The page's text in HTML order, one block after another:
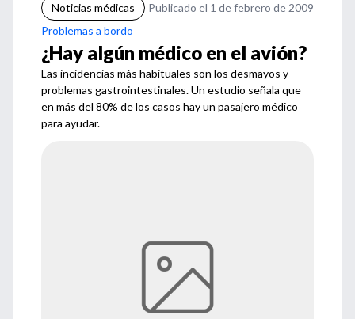
Noticias médicas
Publicado el 1 de febrero de 2009
Problemas a bordo
¿Hay algún médico en el avión?
Las incidencias más habituales son los desmayos y
problemas gastrointestinales. Un estudio señala que
en más del 80% de los casos hay un pasajero médico
para ayudar.